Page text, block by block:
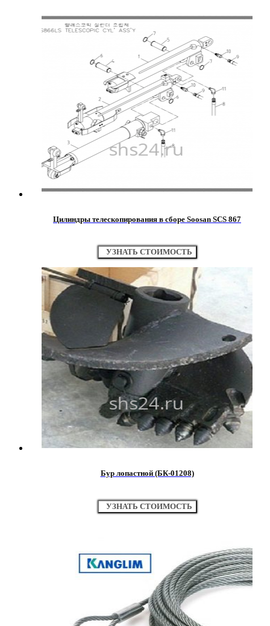
Цилиндры телескопирования в сборе Soosan SCS 867
УЗНАТЬ СТОИМОСТЬ
Бур лопастной (БК-01208)
УЗНАТЬ СТОИМОСТЬ